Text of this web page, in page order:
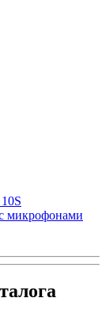
микрофонами